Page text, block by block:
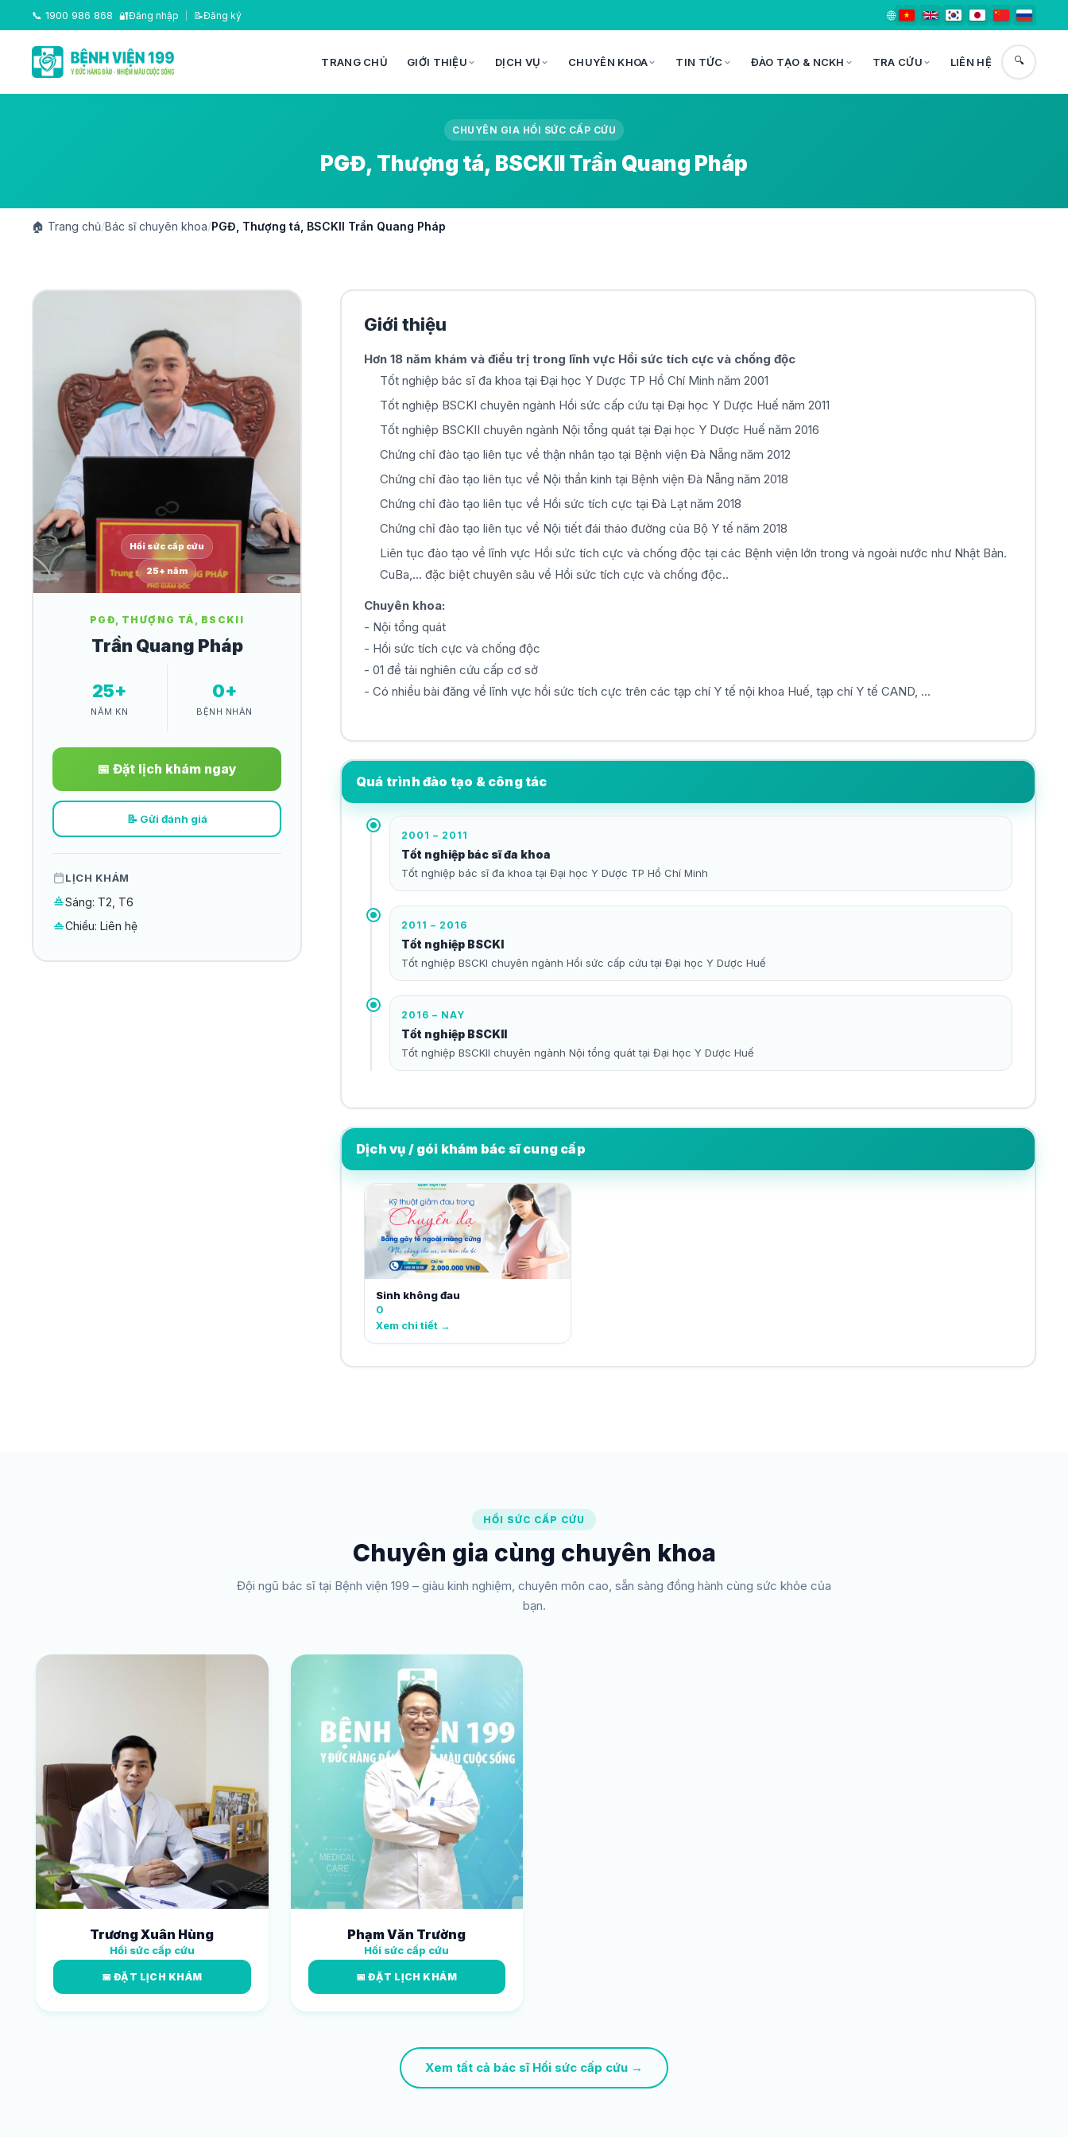
📞 1900 986 868 🔐Đăng nhập 📝Đăng ký 🌐
TRANG CHỦ GIỚI THIỆU DỊCH VỤ CHUYÊN KHOA TIN TỨC ĐÀO TẠO & NCKH TRA CỨU LIÊN HỆ 🔍
CHUYÊN GIA HỒI SỨC CẤP CỨU
PGĐ, Thượng tá, BSCKII Trần Quang Pháp
🏠 Trang chủ/Bác sĩ chuyên khoa/PGĐ, Thượng tá, BSCKII Trần Quang Pháp
Hồi sức cấp cứu
25+ năm
PGĐ, THƯỢNG TÁ, BSCKII
Trần Quang Pháp
25+
NĂM KN
0+
BỆNH NHÂN
📅 Đặt lịch khám ngay
📝 Gửi đánh giá
LỊCH KHÁM
Sáng: T2, T6
Chiều: Liên hệ
Giới thiệu
Hơn 18 năm khám và điều trị trong lĩnh vực Hồi sức tích cực và chống độc
Tốt nghiệp bác sĩ đa khoa tại Đại học Y Dược TP Hồ Chí Minh năm 2001
Tốt nghiệp BSCKI chuyên ngành Hồi sức cấp cứu tại Đại học Y Dược Huế năm 2011
Tốt nghiệp BSCKII chuyên ngành Nội tổng quát tại Đại học Y Dược Huế năm 2016
Chứng chỉ đào tạo liên tục về thận nhân tạo tại Bệnh viện Đà Nẵng năm 2012
Chứng chỉ đào tạo liên tục về Nội thần kinh tại Bệnh viện Đà Nẵng năm 2018
Chứng chỉ đào tạo liên tục về Hồi sức tích cực tại Đà Lạt năm 2018
Chứng chỉ đào tạo liên tục về Nội tiết đái tháo đường của Bộ Y tế năm 2018
Liên tục đào tạo về lĩnh vực Hồi sức tích cực và chống độc tại các Bệnh viện lớn trong và ngoài nước như Nhật Bản.
CuBa,... đặc biệt chuyên sâu về Hồi sức tích cực và chống độc..
Chuyên khoa:
- Nội tổng quát
- Hồi sức tích cực và chống độc
- 01 đề tài nghiên cứu cấp cơ sở
- Có nhiều bài đăng về lĩnh vực hồi sức tích cực trên các tạp chí Y tế nội khoa Huế, tạp chí Y tế CAND, ...
Quá trình đào tạo & công tác
2001 – 2011
Tốt nghiệp bác sĩ đa khoa
Tốt nghiệp bác sĩ đa khoa tại Đại học Y Dược TP Hồ Chí Minh
2011 – 2016
Tốt nghiệp BSCKI
Tốt nghiệp BSCKI chuyên ngành Hồi sức cấp cứu tại Đại học Y Dược Huế
2016 – NAY
Tốt nghiệp BSCKII
Tốt nghiệp BSCKII chuyên ngành Nội tổng quát tại Đại học Y Dược Huế
Dịch vụ / gói khám bác sĩ cung cấp
Sinh không đau
0
Xem chi tiết →
HỒI SỨC CẤP CỨU
Chuyên gia cùng chuyên khoa
Đội ngũ bác sĩ tại Bệnh viện 199 – giàu kinh nghiệm, chuyên môn cao, sẵn sàng đồng hành cùng sức khỏe của
bạn.
Trương Xuân Hùng
Hồi sức cấp cứu
📅 ĐẶT LỊCH KHÁM
Phạm Văn Trường
Hồi sức cấp cứu
📅 ĐẶT LỊCH KHÁM
Xem tất cả bác sĩ Hồi sức cấp cứu →